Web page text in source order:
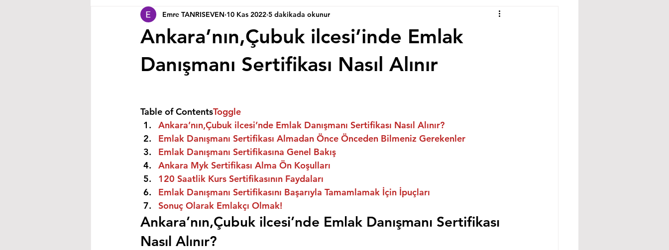
Ankara’nın,Çubuk ilcesi’inde Emlak
Danışmanı Sertifikası Nasıl Alınır
Emre TANRISEVEN 10 Kas 2022 5 dakikada okunur
Table of ContentsToggle
Ankara’nın,Çubuk ilcesi’nde Emlak Danışmanı Sertifikası Nasıl Alınır?
Emlak Danışmanı Sertifikası Almadan Önce Önceden Bilmeniz Gerekenler
Emlak Danışmanı Sertifikasına Genel Bakış
Ankara Myk Sertifikası Alma Ön Koşulları
120 Saatlik Kurs Sertifikasının Faydaları
Emlak Danışmanı Sertifikasını Başarıyla Tamamlamak İçin İpuçları
Sonuç Olarak Emlakçı Olmak!
Ankara’nın,Çubuk ilcesi’nde Emlak Danışmanı Sertifikası
Nasıl Alınır?